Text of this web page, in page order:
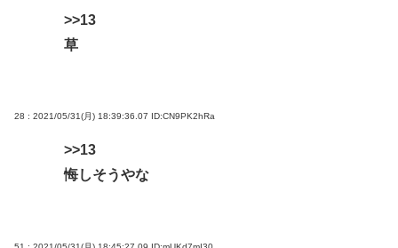
>>13
草
28 : 2021/05/31(月) 18:39:36.07 ID:CN9PK2hRa
>>13
悔しそうやな